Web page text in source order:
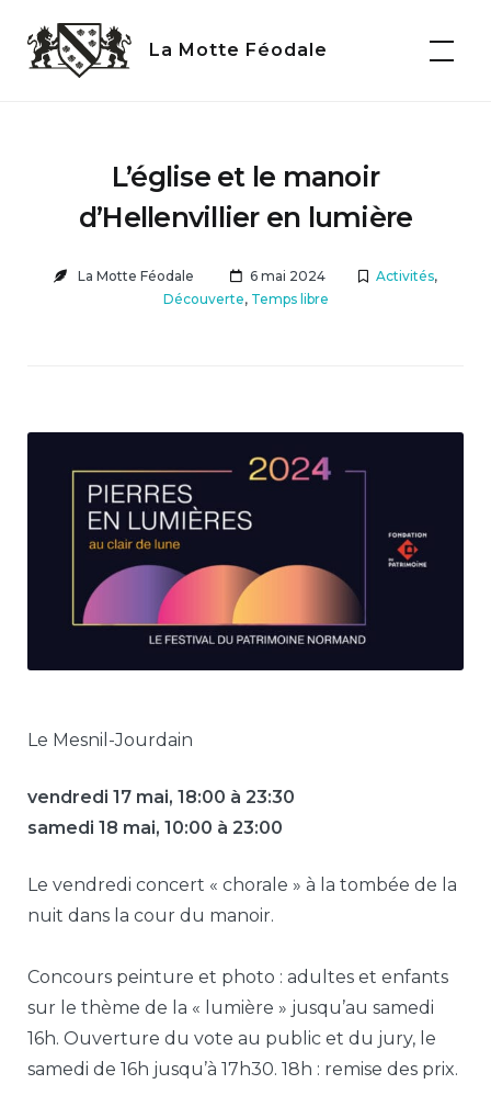
content
La Motte Féodale
L’église et le manoir
d’Hellenvillier en lumière
La Motte Féodale 6 mai 2024 Activités,
Découverte, Temps libre
Le Mesnil-Jourdain
vendredi 17 mai, 18:00 à 23:30
samedi 18 mai, 10:00 à 23:00
Le vendredi concert « chorale » à la tombée de la
nuit dans la cour du manoir.
Concours peinture et photo : adultes et enfants
sur le thème de la « lumière » jusqu’au samedi
16h. Ouverture du vote au public et du jury, le
samedi de 16h jusqu’à 17h30. 18h : remise des prix.